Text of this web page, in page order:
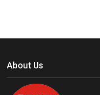
About Us